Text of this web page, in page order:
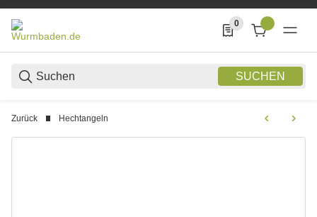
SUCHEN
0
0 Produkte in der
Zurück Hechtangeln